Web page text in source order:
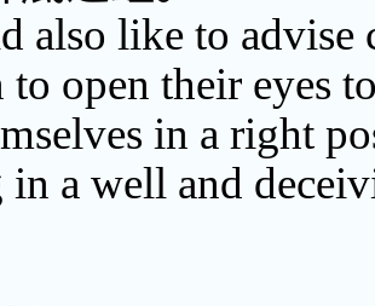
also like to advise
to open their eyes
in a right
in a well and